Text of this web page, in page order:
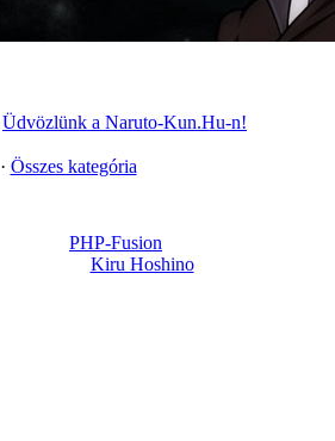
Üdvözlünk a Naruto-Kun.Hu-n!
· Összes kategória
PHP-Fusion
Kiru Hoshino